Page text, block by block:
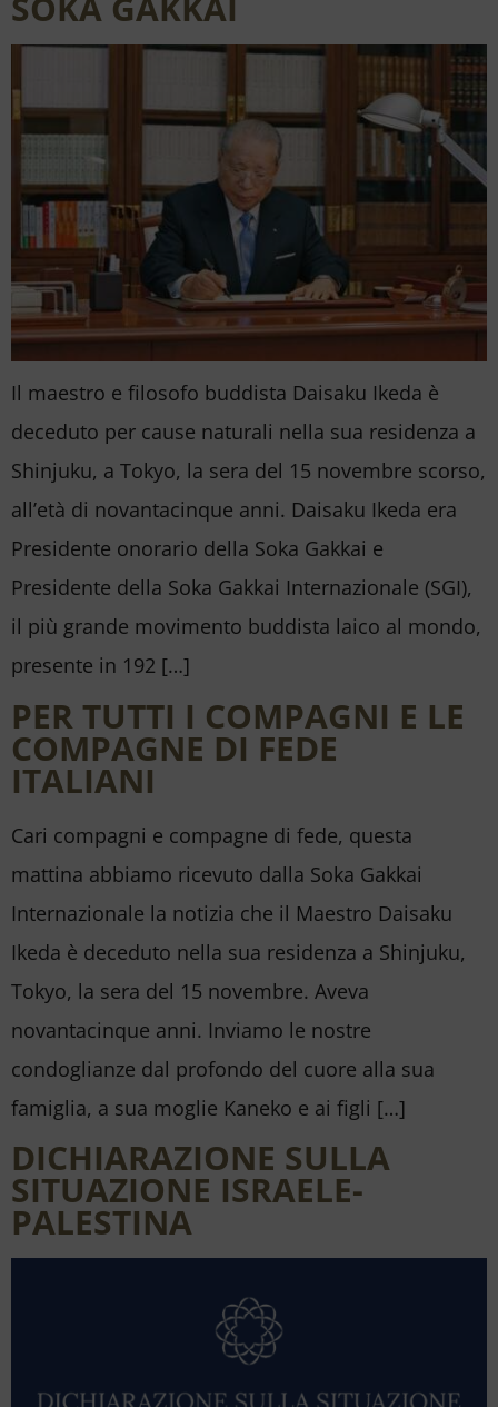
Il maestro e filosofo buddista Daisaku Ikeda è
deceduto per cause naturali nella sua residenza a
Shinjuku, a Tokyo, la sera del 15 novembre scorso,
all’età di novantacinque anni. Daisaku Ikeda era
Presidente onorario della Soka Gakkai e
Presidente della Soka Gakkai Internazionale (SGI),
il più grande movimento buddista laico al mondo,
presente in 192 […]
PER TUTTI I COMPAGNI E LE
COMPAGNE DI FEDE
ITALIANI
Cari compagni e compagne di fede, questa
mattina abbiamo ricevuto dalla Soka Gakkai
Internazionale la notizia che il Maestro Daisaku
Ikeda è deceduto nella sua residenza a Shinjuku,
Tokyo, la sera del 15 novembre. Aveva
novantacinque anni. Inviamo le nostre
condoglianze dal profondo del cuore alla sua
famiglia, a sua moglie Kaneko e ai figli […]
DICHIARAZIONE SULLA
SITUAZIONE ISRAELE-
PALESTINA